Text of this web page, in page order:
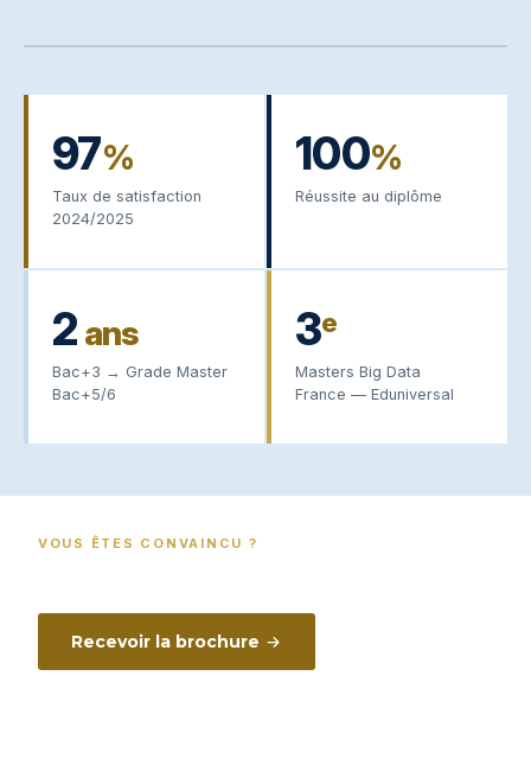
97%
Taux de satisfaction
2024/2025
100%
Réussite au diplôme
2 ans
Bac+3 → Grade Master
Bac+5/6
3e
Masters Big Data
France — Eduniversal
VOUS ÊTES CONVAINCU ?
Recevoir la brochure